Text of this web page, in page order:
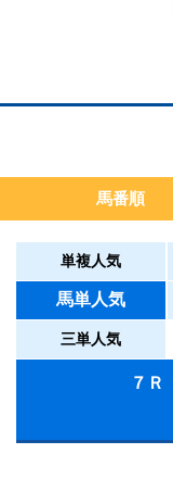
馬番順
単複人気
馬単人気
三単人気
７